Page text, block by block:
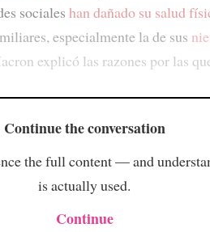
sociales han dañado su salud
especialmente la de sus
explicó las razones por las
Continue the conversation
the full content — and
is actually used.
Continue